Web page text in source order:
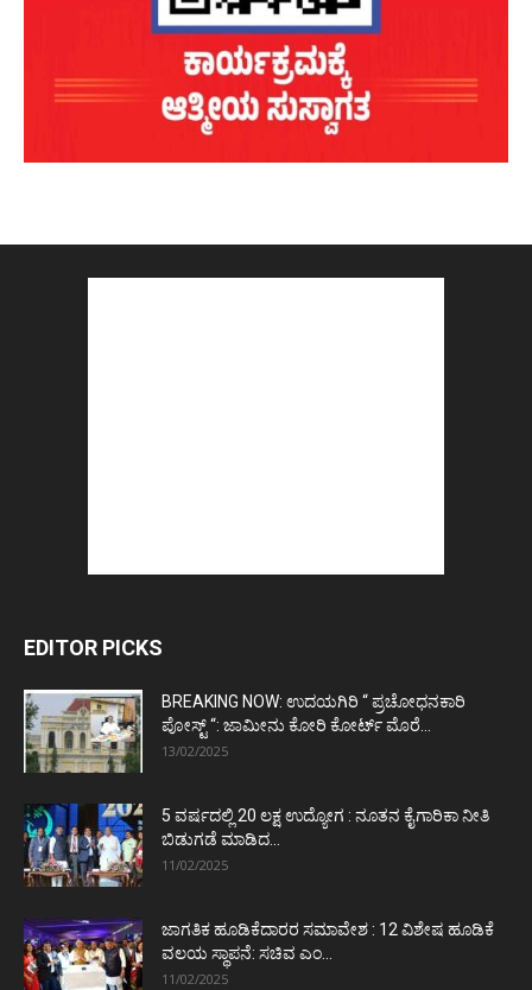
EDITOR PICKS
BREAKING NOW: ಉದಯಗಿರಿ “ ಪ್ರಚೋಧನಕಾರಿ
ಪೋಸ್ಟ್‌ “: ಜಾಮೀನು ಕೋರಿ ಕೋರ್ಟ್‌ ಮೊರೆ...
13/02/2025
5 ವರ್ಷದಲ್ಲಿ 20 ಲಕ್ಷ ಉದ್ಯೋಗ : ನೂತನ ಕೈಗಾರಿಕಾ ನೀತಿ
ಬಿಡುಗಡೆ ಮಾಡಿದ...
11/02/2025
ಜಾಗತಿಕ ಹೂಡಿಕೆದಾರರ ಸಮಾವೇಶ : 12 ವಿಶೇಷ ಹೂಡಿಕೆ
ವಲಯ ಸ್ಥಾಪನೆ: ಸಚಿವ ಎಂ...
11/02/2025